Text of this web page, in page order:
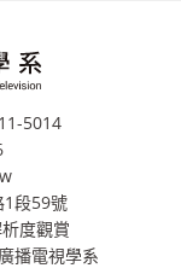
5014
1段59號
度觀賞
播電視學系